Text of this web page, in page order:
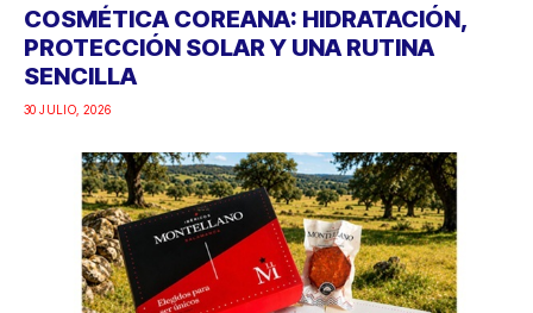
COSMÉTICA COREANA: HIDRATACIÓN,
PROTECCIÓN SOLAR Y UNA RUTINA
SENCILLA
30 JULIO, 2026